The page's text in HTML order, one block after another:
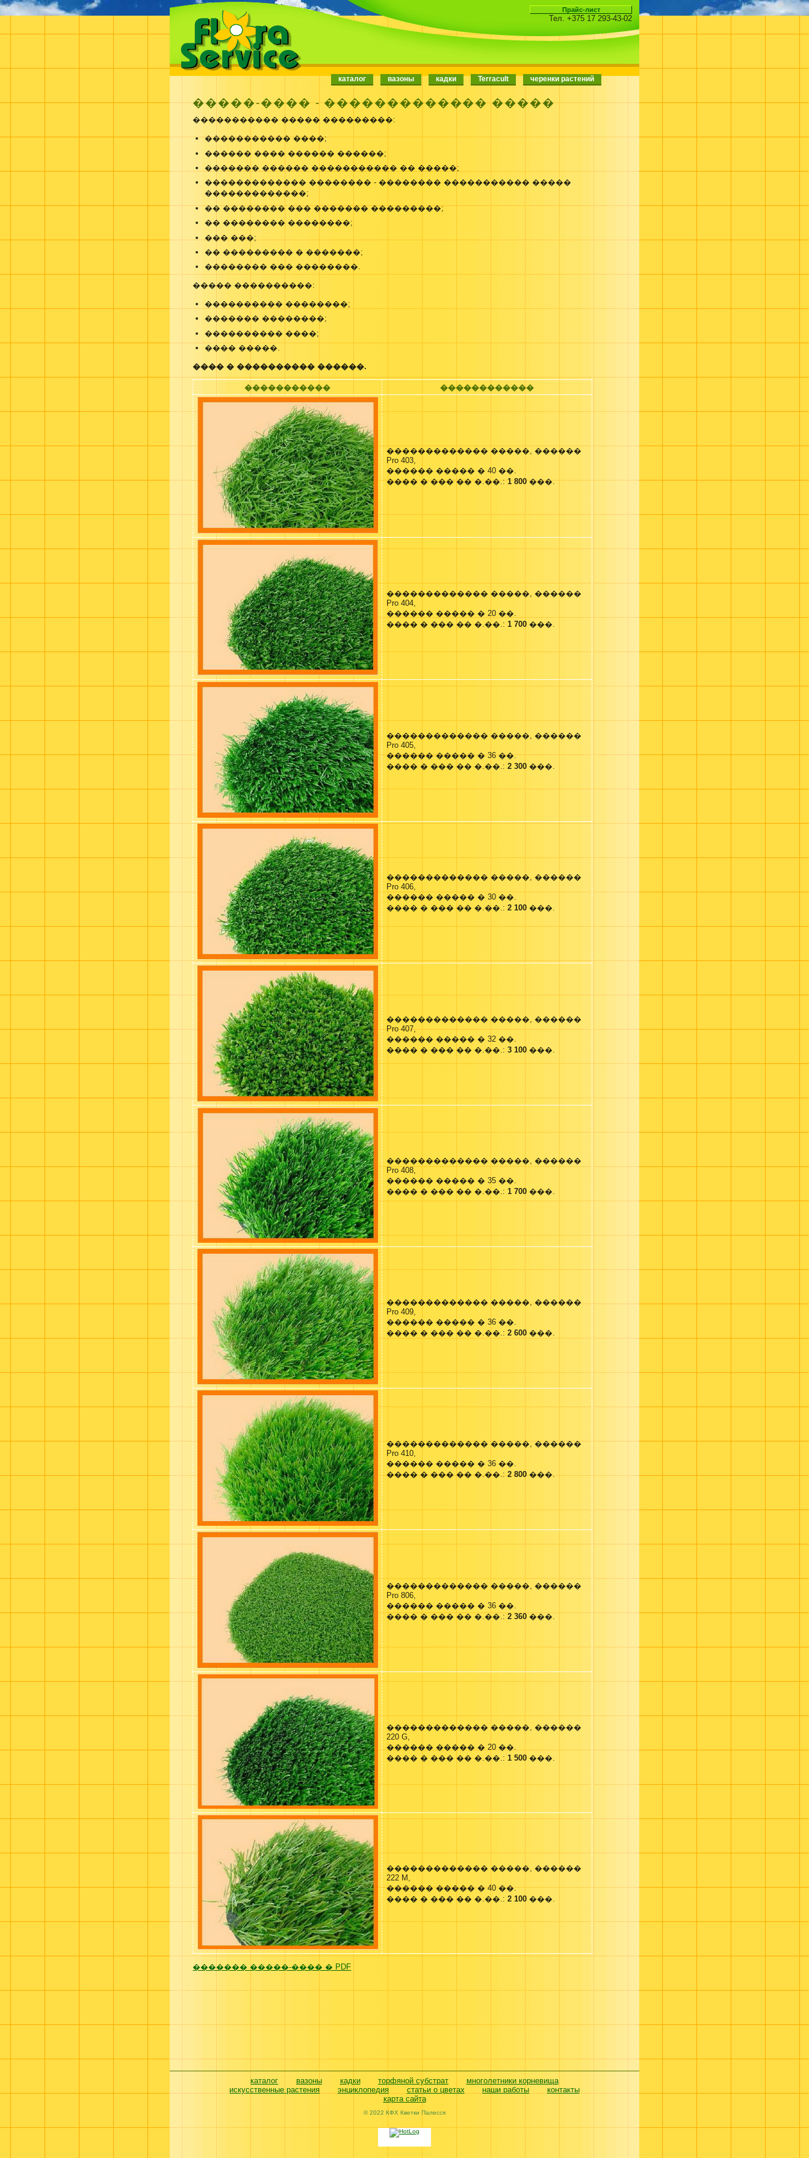
Тел. +375 17 293-43-02
каталог вазоны кадки Terracult черенки растений
�����-���� -������������� �����
����������� ����� ���������:
����������� ����;
������ ���� ������ ������;
������� ������ ����������� �� �����;
������������� �������� - �������� ����������� �����
�������������;
�� �������� ��� ������� ���������;
�� �������� ��������;
��� ���;
�� ��������� � �������;
�������� ��� ��������.
����� ����������:
���������� ��������;
������� ��������;
���������� ����;
���� �����.
���� � ���������� ������.
����������� ������������
������������� �����, ������
Pro 403,
������ ����� � 40 ��.
���� � ��� �� �.��.:1 800���.
������������� �����, ������
Pro 404,
������ ����� � 20 ��.
���� � ��� �� �.��.:1 700���.
������������� �����, ������
Pro 405,
������ ����� � 36 ��.
���� � ��� �� �.��.:2 300���.
������������� �����, ������
Pro 406,
������ ����� � 30 ��.
���� � ��� �� �.��.:2 100���.
������������� �����, ������
Pro 407,
������ ����� � 32 ��.
���� � ��� �� �.��.:3 100���.
������������� �����, ������
Pro 408,
������ ����� � 35 ��.
���� � ��� �� �.��.:1 700���.
������������� �����, ������
Pro 409,
������ ����� � 36 ��.
���� � ��� �� �.��.:2 600���.
������������� �����, ������
Pro 410,
������ ����� � 36 ��.
���� � ��� �� �.��.:2 800���.
������������� �����, ������
Pro 806,
������ ����� � 36 ��.
���� � ��� �� �.��.:2 360���.
������������� �����, ������
220 G,
������ ����� � 20 ��.
���� � ��� �� �.��.:1 500���.
������������� �����, ������
222 M,
������ ����� � 40 ��.
���� � ��� �� �.��.:2 100���.
������� �����-���� � PDF
каталог вазоны кадки торфяной субстрат
многолетники корневища
искусственные растения
энциклопедия статьи о цветах наши работы
контакты
карта сайта
© 2022 КФХ Кветки Палесся